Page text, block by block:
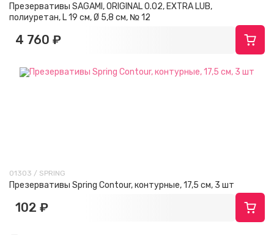
Презервативы SAGAMI, ORIGINAL 0.02, EXTRA LUB,
полиуретан, L 19 см, Ø 5,8 см, № 12
4 760 ₽
01303 / SPRING
Презервативы Spring Contour, контурные, 17,5 см, 3 шт
102 ₽